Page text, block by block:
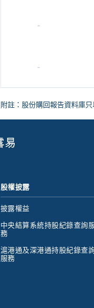
-
-
附註：股份購回報告資料庫
股權披露
披露權益
中央結算系統持股紀錄查詢
務
滬港通及深港通持股紀錄查
服務